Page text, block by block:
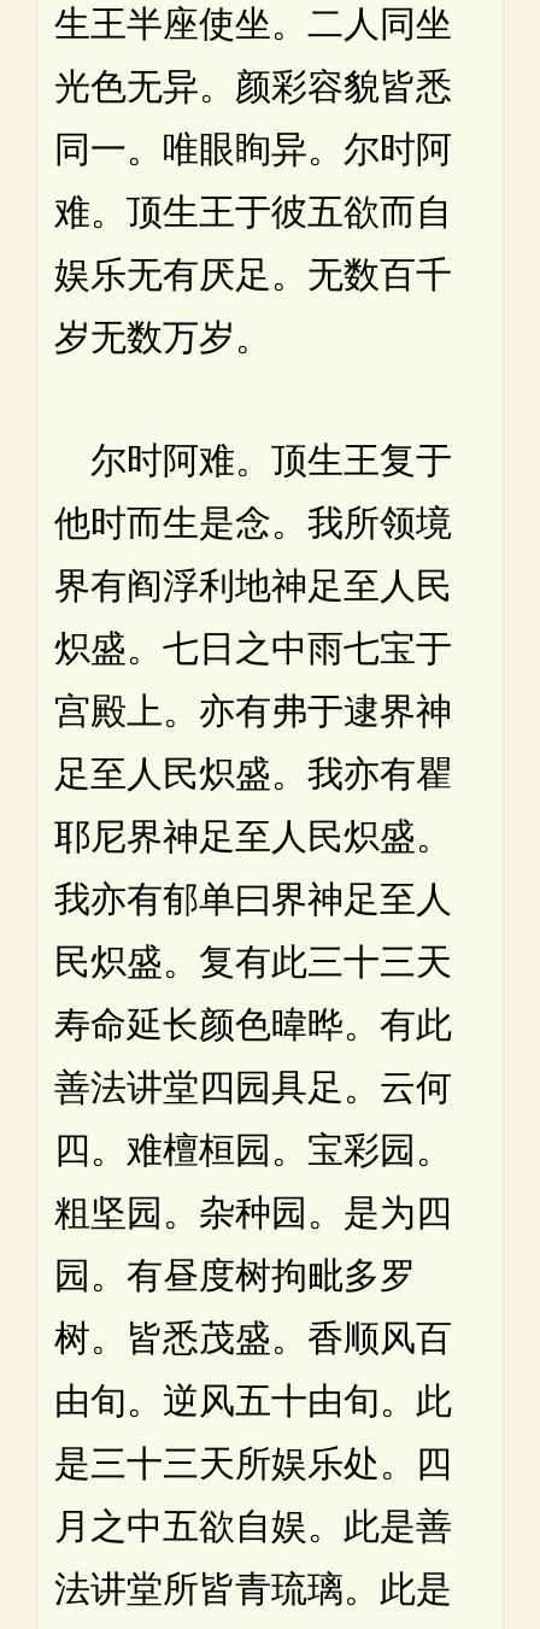
生王半座使坐。二人同坐
光色无异。颜彩容貌皆悉
同一。唯眼眴异。尔时阿
难。顶生王于彼五欲而自
娱乐无有厌足。无数百千
岁无数万岁。
尔时阿难。顶生王复于
他时而生是念。我所领境
界有阎浮利地神足至人民
炽盛。七日之中雨七宝于
宫殿上。亦有弗于逮界神
足至人民炽盛。我亦有瞿
耶尼界神足至人民炽盛。
我亦有郁单曰界神足至人
民炽盛。复有此三十三天
寿命延长颜色暐晔。有此
善法讲堂四园具足。云何
四。难檀桓园。宝彩园。
粗坚园。杂种园。是为四
园。有昼度树拘毗多罗
树。皆悉茂盛。香顺风百
由旬。逆风五十由旬。此
是三十三天所娱乐处。四
月之中五欲自娱。此是善
法讲堂所皆青琉璃。此是